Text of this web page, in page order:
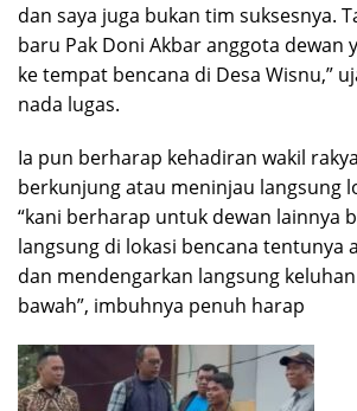
dan saya juga bukan tim suksesnya.
baru Pak Doni Akbar anggota dewan
ke tempat bencana di Desa Wisnu,”
nada lugas.
​Ia pun berharap kehadiran wakil
berkunjung atau meninjau langsung
“kani berharap untuk dewan lainnya
langsung di lokasi bencana tentunya
dan mendengarkan langsung
bawah”, imbuhnya penuh harap